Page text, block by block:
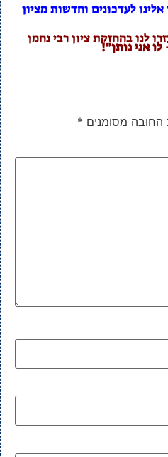
לעדכונים וחדשות מציון
לנו בהחזקת ציון רבי נחמן
אני נותן"!
החובה מסומנים *